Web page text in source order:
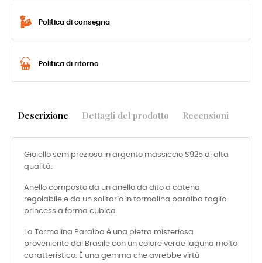
Politica di consegna
Politica di ritorno
Descrizione Dettagli del prodotto Recensioni
Gioiello semiprezioso in argento massiccio S925 di alta
qualità.
Anello composto da un anello da dito a catena
regolabile e da un solitario in tormalina paraiba taglio
princess a forma cubica.
La Tormalina Paraíba è una pietra misteriosa
proveniente dal Brasile con un colore verde laguna molto
caratteristico. È una gemma che avrebbe virtù